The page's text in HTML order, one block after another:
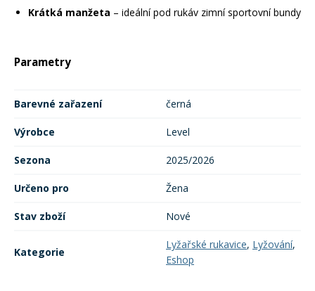
Krátká manžeta – ideální pod rukáv zimní sportovní bundy
Parametry
Barevné zařazení černá
Výrobce Level
Sezona 2025/2026
Určeno pro Žena
Stav zboží Nové
Kategorie
Lyžařské rukavice, Lyžování,
Eshop